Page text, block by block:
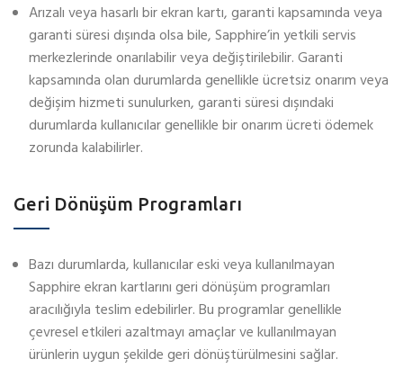
Arızalı veya hasarlı bir ekran kartı, garanti kapsamında veya
garanti süresi dışında olsa bile, Sapphire’in yetkili servis
merkezlerinde onarılabilir veya değiştirilebilir. Garanti
kapsamında olan durumlarda genellikle ücretsiz onarım veya
değişim hizmeti sunulurken, garanti süresi dışındaki
durumlarda kullanıcılar genellikle bir onarım ücreti ödemek
zorunda kalabilirler.
Geri Dönüşüm Programları
Bazı durumlarda, kullanıcılar eski veya kullanılmayan
Sapphire ekran kartlarını geri dönüşüm programları
aracılığıyla teslim edebilirler. Bu programlar genellikle
çevresel etkileri azaltmayı amaçlar ve kullanılmayan
ürünlerin uygun şekilde geri dönüştürülmesini sağlar.